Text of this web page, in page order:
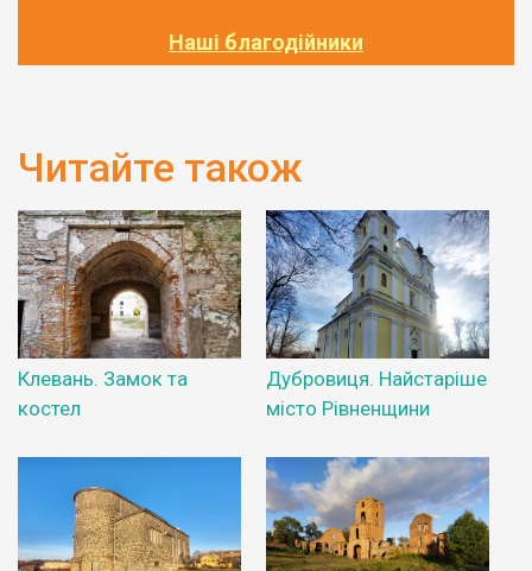
Наші благодійники
Читайте також
Клевань. Замок та
костел
Дубровиця. Найстаріше
місто Рівненщини